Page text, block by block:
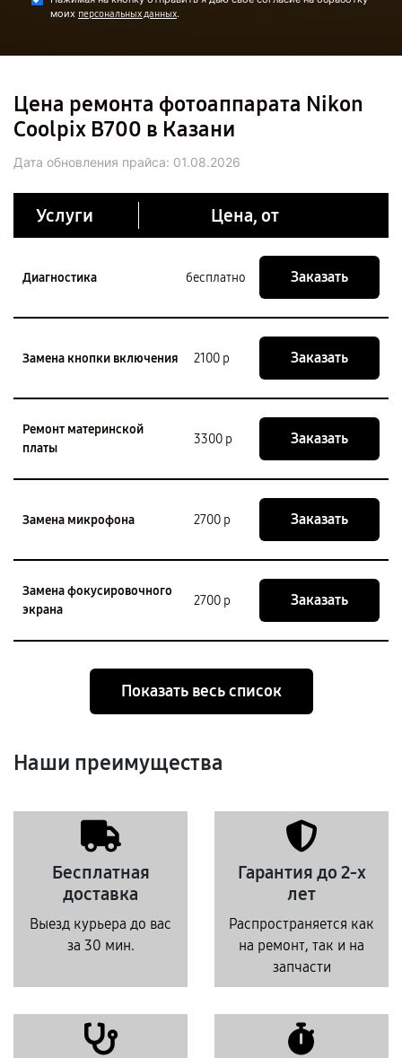
моих персональных данных.
Цена ремонта фотоаппарата Nikon
Coolpix B700 в Казани
Дата обновления прайса: 01.08.2026
Услуги Цена, от
Диагностика бесплатно Заказать
Замена кнопки включения 2100 р Заказать
Ремонт материнской
платы
3300 р Заказать
Замена микрофона 2700 р Заказать
Замена фокусировочного
экрана
2700 р Заказать
Показать весь список
Наши преимущества
Бесплатная
доставка
Выезд курьера до вас
за 30 мин.
Гарантия до 2-х
лет
Распространяется как
на ремонт, так и на
запчасти